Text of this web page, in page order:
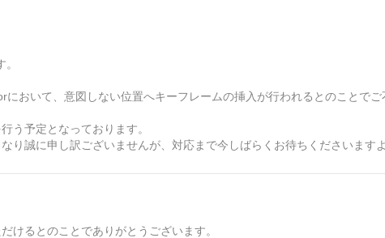
において、意図しない位置へキーフレームの挿入が行われるとのことで
う予定となっております。
り誠に申し訳ございませんが、対応まで今しばらくお待ちくださいます
けるとのことでありがとうございます。